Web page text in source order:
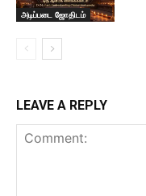
அடிப்படை ஜோதிடம்
LEAVE A REPLY